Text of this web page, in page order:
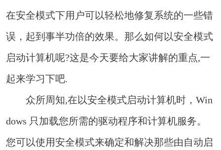
在安全模式下用户可以轻松地修复系统的一些错
误，起到事半功倍的效果。那么如何以安全模式
启动计算机呢?这是今天要给大家讲解的重点,一
起来学习下吧.
众所周知,在以安全模式启动计算机时，Win
dows 只加载您所需的驱动程序和计算机服务。
您可以使用安全模式来确定和解决那些由自动启